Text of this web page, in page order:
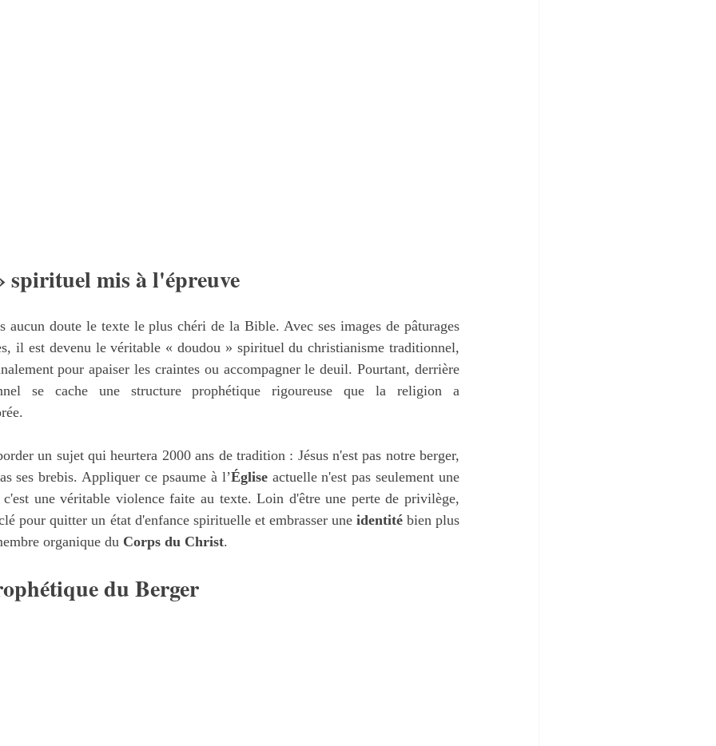
spirituel mis à l'épreuve
aucun doute le texte le plus chéri de la Bible. Avec ses images de pâturages
il est devenu le véritable « doudou » spirituel du christianisme traditionnel,
pour apaiser les craintes ou accompagner le deuil. Pourtant, derrière
se cache une structure prophétique rigoureuse que la religion a
un sujet qui heurtera 2000 ans de tradition : Jésus n'est pas notre berger,
ses brebis. Appliquer ce psaume à l’Église actuelle n'est pas seulement une
une véritable violence faite au texte. Loin d'être une perte de privilège,
pour quitter un état d'enfance spirituelle et embrasser une identité bien plus
organique du Corps du Christ.
du Berger